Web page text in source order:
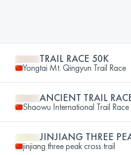
TRAIL RACE 50K
Yongtai Mt. Qingyun Trail Race
ANCIENT TRAIL
Shaowu International Trail Race
JINJIANG THREE
jinjiang three peak cross trail